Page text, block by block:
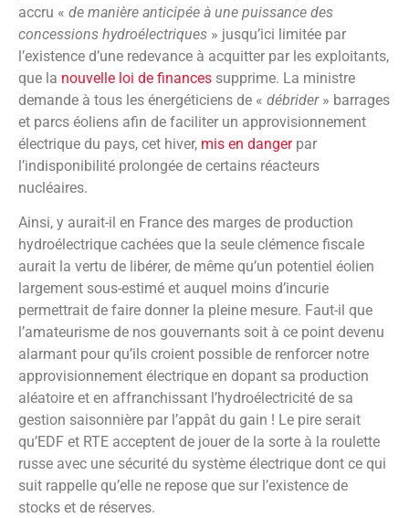
accru « de manière anticipée à une puissance des
concessions hydroélectriques » jusqu’ici limitée par
l’existence d’une redevance à acquitter par les exploitants,
que la nouvelle loi de finances supprime. La ministre
demande à tous les énergéticiens de « débrider» barrages
et parcs éoliens afin de faciliter un approvisionnement
électrique du pays, cet hiver, mis en dangerpar
l’indisponibilité prolongée de certains réacteurs
nucléaires.
Ainsi, y aurait-il en France des marges de production
hydroélectrique cachées que la seule clémence fiscale
aurait la vertu de libérer, de même qu’un potentiel éolien
largement sous-estimé et auquel moins d’incurie
permettrait de faire donner la pleine mesure. Faut-il que
l’amateurisme de nos gouvernants soit à ce point devenu
alarmant pour qu’ils croient possible de renforcer notre
approvisionnement électrique en dopant sa production
aléatoire et en affranchissant l’hydroélectricité de sa
gestion saisonnière par l’appât du gain ! Le pire serait
qu’EDF et RTE acceptent de jouer de la sorte à la roulette
russe avec une sécurité du système électrique dont ce qui
suit rappelle qu’elle ne repose que sur l’existence de
stocks et de réserves.